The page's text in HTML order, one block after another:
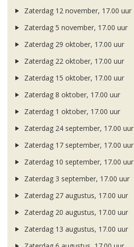
Zaterdag 12 november, 17.00 uur
Zaterdag 5 november, 17.00 uur
Zaterdag 29 oktober, 17.00 uur
Zaterdag 22 oktober, 17.00 uur
Zaterdag 15 oktober, 17.00 uur
Zaterdag 8 oktober, 17.00 uur
Zaterdag 1 oktober, 17.00 uur
Zaterdag 24 september, 17.00 uur
Zaterdag 17 september, 17.00 uur
Zaterdag 10 september, 17.00 uur
Zaterdag 3 september, 17.00 uur
Zaterdag 27 augustus, 17.00 uur
Zaterdag 20 augustus, 17.00 uur
Zaterdag 13 augustus, 17.00 uur